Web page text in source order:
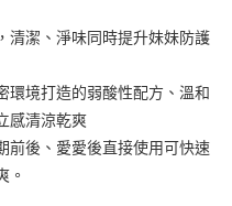
彰化商業銀行
兆豐國際商業銀行
台中商業銀行
華泰商業銀行
遠東國際商業銀行
永豐商業銀行
台北富邦商業銀行
兆豐國際商業銀行
台中商業銀行
華泰商業銀行
清潔、淨味同時提升妹妹防護
環境打造的弱酸性配方、溫和
感清涼乾爽
前後、愛愛後直接使用可快速
。